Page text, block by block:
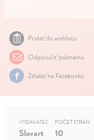
Pridať do wishlistu
Odporučiť známemu
Zdielať na Facebooku
VYDAVATEĽ
Slovart
POČET STRÁN
10